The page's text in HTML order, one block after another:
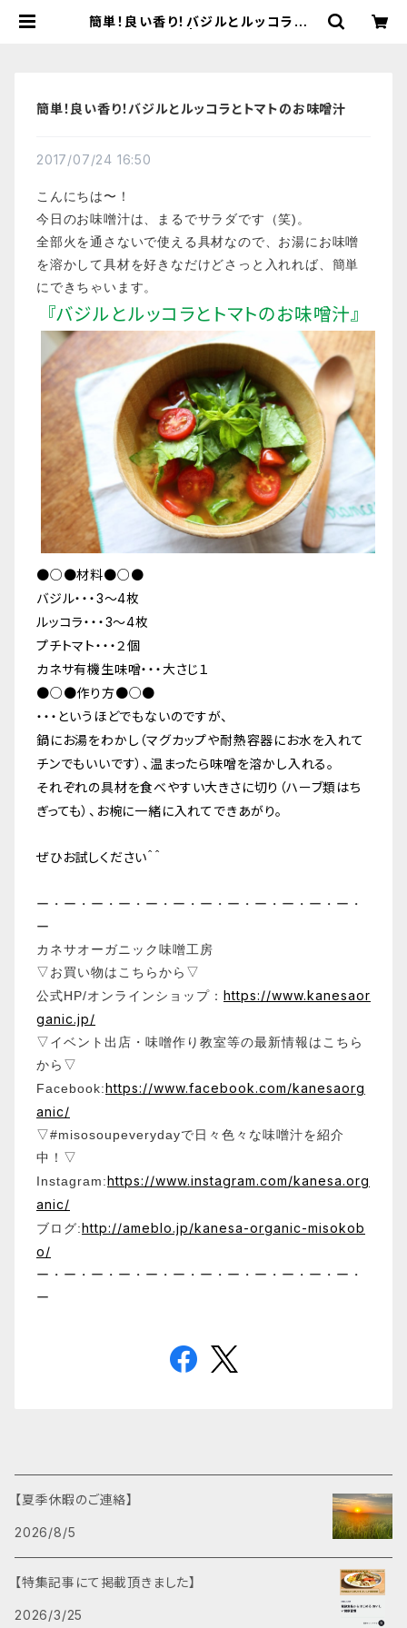
簡単！良い香り！バジルとルッコラとト
簡単！良い香り！バジルとルッコラとトマトのお味噌汁
2017/07/24 16:50
こんにちは〜！
今日のお味噌汁は、まるでサラダです（笑)。
全部火を通さないで使える具材なので、お湯にお味噌
を溶かして具材を好きなだけどさっと入れれば、簡単
にできちゃいます。
『バジルとルッコラとトマトのお味噌汁』
●○●材料●○●
バジル・・・3〜4枚
ルッコラ・・・3〜4枚
プチトマト・・・２個
カネサ有機生味噌・・・大さじ１
●○●作り方●○●
・・・というほどでもないのですが、
鍋にお湯をわかし（マグカップや耐熱容器にお水を入れて
チンでもいいです）、温まったら味噌を溶かし入れる。
それぞれの具材を食べやすい大きさに切り（ハーブ類はち
ぎっても）、お椀に一緒に入れてできあがり。
ぜひお試しください＾＾
ー・ー・ー・ー・ー・ー・ー・ー・ー・ー・ー・ー・
ー
カネサオーガニック味噌工房
▽お買い物はこちらから▽
公式HP/オンラインショップ： https://www.kanesaor
ganic.jp/
▽イベント出店・味噌作り教室等の最新情報はこちら
から▽
Facebook:https://www.facebook.com/kanesaorg
anic/
▽#misosoupeverydayで日々色々な味噌汁を紹介
中！▽
Instagram:https://www.instagram.com/kanesa.org
anic/
ブログ:http://ameblo.jp/kanesa-organic-misokob
o/
ー・ー・ー・ー・ー・ー・ー・ー・ー・ー・ー・ー・
ー
【夏季休暇のご連絡】
2026/8/5
【特集記事にて掲載頂きました】
2026/3/25